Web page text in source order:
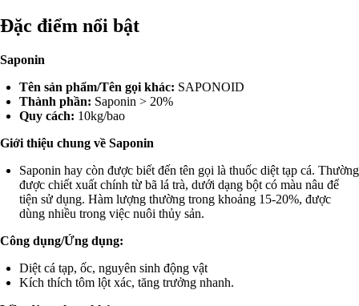
Đặc điểm nổi bật
Saponin
Tên sản phẩm/Tên gọi khác: SAPONOID
Thành phần: Saponin > 20%
Quy cách: 10kg/bao
Giới thiệu chung về Saponin
Saponin hay còn được biết đến tên gọi là thuốc diệt tạp cá. Thường
được chiết xuất chính từ bã lá trà, dưới dạng bột có màu nâu để
tiện sử dụng. Hàm lượng thường trong khoảng 15-20%, được
dùng nhiều trong việc nuôi thủy sản.
Công dụng/Ứng dụng:
Diệt cá tạp, ốc, nguyên sinh động vật
Kích thích tôm lột xác, tăng trưởng nhanh.